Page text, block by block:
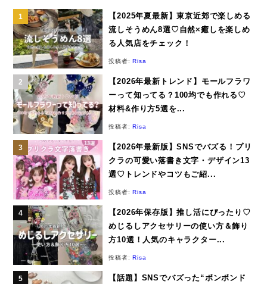
【2025年夏最新】東京近郊で楽しめる
流しそうめん8選♡自然×癒しを楽しめ
る人気店をチェック！
投稿者:Risa
【2026年最新トレンド】モールフラワ
ーって知ってる？100均でも作れる♡
材料&作り方5選を...
投稿者:Risa
【2026年最新版】SNSでバズる！プリ
クラの可愛い落書き文字・デザイン13
選♡トレンドやコツもご紹...
投稿者:Risa
【2026年保存版】推し活にぴったり♡
めじるしアクセサリーの使い方＆飾り
方10選！人気のキャラクター...
投稿者:Risa
【話題】SNSでバズった“ボンボンド